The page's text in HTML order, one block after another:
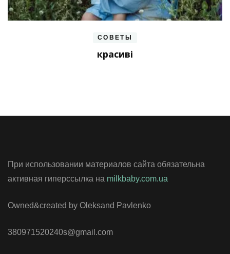
СОВЕТЫ
красиві
При использовании материалов сайта обязательна
активная гиперссылка на milkbaby.com.ua
Owned&created by Oleksand Pavlenko
380971520240s@gmail.com